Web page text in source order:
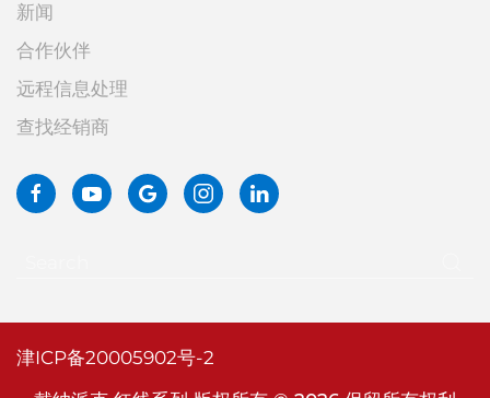
新闻
合作伙伴
远程信息处理
查找经销商
津ICP备20005902号-2